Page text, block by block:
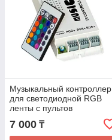
Музыкальный контроллер
для светодиодной RGB
ленты с пультов
дистанционного
управления
7 000 ₸